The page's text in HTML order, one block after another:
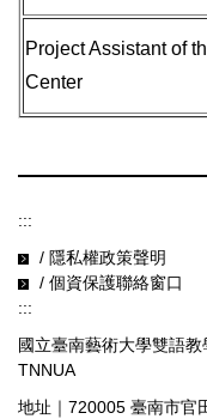
Project Assistantof
Center
:::
/ 隱私權政策聲明
/ 個資保護聯絡窗口
:::
國立臺南藝術大學雙語
TNNUA
地址｜720005 臺南市官